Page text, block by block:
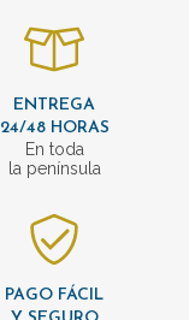
ENTREGA
24/48 HORAS
En toda
la península
PAGO FÁCIL